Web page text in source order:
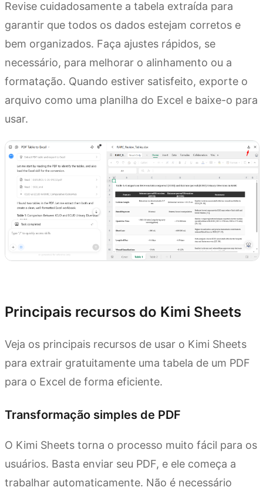
Revise cuidadosamente a tabela extraída para
garantir que todos os dados estejam corretos e
bem organizados. Faça ajustes rápidos, se
necessário, para melhorar o alinhamento ou a
formatação. Quando estiver satisfeito, exporte o
arquivo como uma planilha do Excel e baixe-o para
usar.
Principais recursos do Kimi Sheets
Veja os principais recursos de usar o Kimi Sheets
para extrair gratuitamente uma tabela de um PDF
para o Excel de forma eficiente.
Transformação simples de PDF
O Kimi Sheets torna o processo muito fácil para os
usuários. Basta enviar seu PDF, e ele começa a
trabalhar automaticamente. Não é necessário